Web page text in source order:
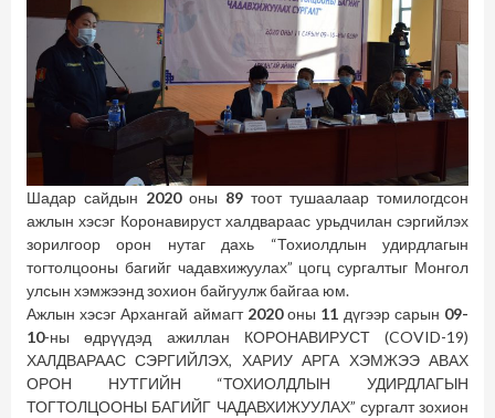
Шадар сайдын 2020оны 89 тоот тушаалаар томилогдсон
ажлын хэсэг Коронавируст халдвараас урьдчилан сэргийлэх
зорилгоор орон нутаг дахь “Тохиолдлын удирдлагын
тогтолцооны багийг чадавхижуулах” цогц сургалтыг Монгол
улсын хэмжээнд зохион байгуулж байгаа юм.
Ажлын хэсэг Архангай аймагт 2020оны 11 дүгээр сарын 09-
10-ны өдрүүдэд ажиллан КОРОНАВИРУСТ (COVID-19)
ХАЛДВАРААС СЭРГИЙЛЭХ, ХАРИУ АРГА ХЭМЖЭЭ АВАХ
ОРОН НУТГИЙН “ТОХИОЛДЛЫН УДИРДЛАГЫН
ТОГТОЛЦООНЫ БАГИЙГ ЧАДАВХИЖУУЛАХ” сургалт зохион